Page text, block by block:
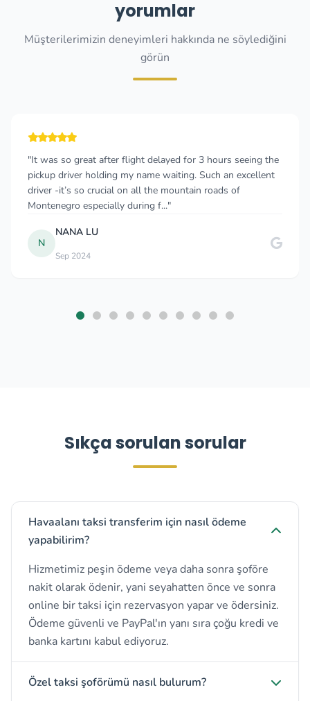
yorumlar
Müşterilerimizin deneyimleri hakkında ne söylediğini
görün
"It was so great after flight delayed for 3 hours seeing the
pickup driver holding my name waiting. Such an excellent
driver -it’s so crucial on all the mountain roads of
Montenegro especially during f..."
N
NANA LU
Sep 2024
Sıkça sorulan sorular
Havaalanı taksi transferim için nasıl ödeme
yapabilirim?
Hizmetimiz peşin ödeme veya daha sonra şoföre
nakit olarak ödenir, yani seyahatten önce ve sonra
online bir taksi için rezervasyon yapar ve ödersiniz.
Ödeme güvenli ve PayPal'ın yanı sıra çoğu kredi ve
banka kartını kabul ediyoruz.
Özel taksi şoförümü nasıl bulurum?